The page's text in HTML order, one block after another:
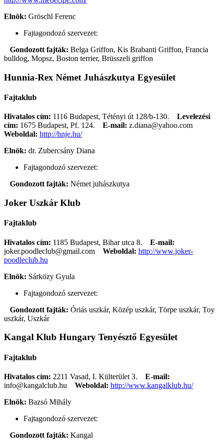
Elnök: Gröschl Ferenc
Fajtagondozó szervezet:
Gondozott fajták: Belga Griffon, Kis Brabanti Griffon, Francia
bulldog, Mopsz, Boston terrier, Brüsszeli griffon
Hunnia-Rex Német Juhászkutya Egyesület
Fajtaklub
Hivatalos cím: 1116 Budapest, Tétényi út 128/b-130. Levelezési
cím: 1675 Budapest, Pf. 124. E-mail: z.diana@yahoo.com
Weboldal: http://hnje.hu/
Elnök: dr. Zubercsány Diana
Fajtagondozó szervezet:
Gondozott fajták: Német juhászkutya
Joker Uszkár Klub
Fajtaklub
Hivatalos cím: 1185 Budapest, Bihar utca 8. E-mail:
joker.poodleclub@gmail.com
Weboldal: http://www.joker-
poodleclub.hu
Elnök: Sárközy Gyula
Fajtagondozó szervezet:
Gondozott fajták: Óriás uszkár, Közép uszkár, Törpe uszkár, Toy
uszkár, Uszkár
Kangal Klub Hungary Tenyésztő Egyesület
Fajtaklub
Hivatalos cím: 2211 Vasad, I. Külterület 3. E-mail:
info@kangalclub.hu
Weboldal: http://www.kangalklub.hu/
Elnök: Bazsó Mihály
Fajtagondozó szervezet:
Gondozott fajták: Kangal